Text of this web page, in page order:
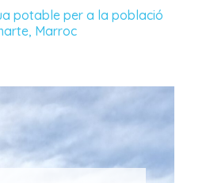
potable per a la població
Marroc